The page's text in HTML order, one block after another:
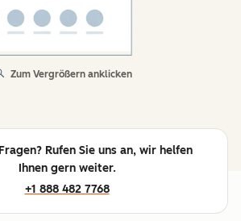
Zum Vergrößern anklicken
Rufen Sie uns an, wir helfen
Ihnen gern weiter.
+1 888 482 7768